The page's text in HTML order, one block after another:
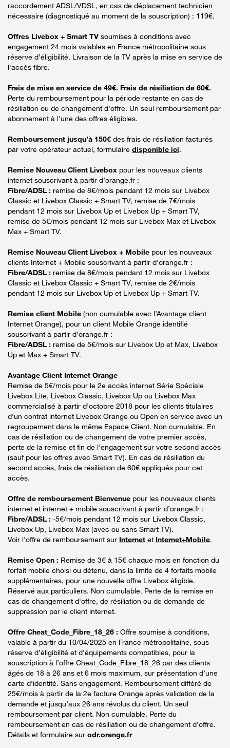
raccordement ADSL/VDSL, en cas de déplacement technicien
nécessaire (diagnostiqué au moment de la souscription) : 119€.
Offres Livebox + Smart TV soumises à conditions avec
engagement 24 mois valables en France métropolitaine sous
réserve d’éligibilité. Livraison de la TV après la mise en service de
l'accès fibre.
Frais de mise en service de 49€. Frais de résiliation de 60€.
Perte du remboursement pour la période restante en cas de
résiliation ou de changement d'offre. Un seul remboursement par
abonnement à l’une des offres éligibles.
Remboursement jusqu’à 150€ des frais de résiliation facturés
par votre opérateur actuel, formulaire disponible ici.
Remise Nouveau Client Livebox pour les nouveaux clients
internet souscrivant à partir d’orange.fr :
Fibre/ADSL : remise de 8€/mois pendant 12 mois sur Livebox
Classic et Livebox Classic + Smart TV, remise de 7€/mois
pendant 12 mois sur Livebox Up et Livebox Up + Smart TV,
remise de 5€/mois pendant 12 mois sur Livebox Max et Livebox
Max + Smart TV.
Remise Nouveau Client Livebox + Mobile pour les nouveaux
clients Internet + Mobile souscrivant à partir d’orange.fr :
Fibre/ADSL : remise de 8€/mois pendant 12 mois sur Livebox
Classic et Livebox Classic + Smart TV, remise de 2€/mois
pendant 12 mois sur Livebox Up et Livebox Up + Smart TV.
Remise client Mobile (non cumulable avec l’Avantage client
Internet Orange), pour un client Mobile Orange identifié
souscrivant à partir d’orange.fr :
Fibre/ADSL : remise de 5€/mois sur Livebox Up et Max, Livebox
Up et Max + Smart TV.
Avantage Client Internet Orange
Remise de 5€/mois pour le 2e accès internet Série Spéciale
Livebox Lite, Livebox Classic, Livebox Up ou Livebox Max
commercialisé à partir d’octobre 2018 pour les clients titulaires
d’un contrat internet Livebox Orange ou Open en service avec un
regroupement dans le même Espace Client. Non cumulable. En
cas de résiliation ou de changement de votre premier accès,
perte de la remise et fin de l’engagement sur votre second accès
(sauf pour les offres avec Smart TV). En cas de résiliation du
second accès, frais de résiliation de 60€ appliqués pour cet
accès.
Offre de remboursement Bienvenue pour les nouveaux clients
internet et internet + mobile souscrivant à partir d’orange.fr :
Fibre/ADSL : -5€/mois pendant 12 mois sur Livebox Classic,
Livebox Up, Livebox Max (avec ou sans Smart TV).
Voir l'offre de remboursement sur Internet et Internet+Mobile.
Remise Open : Remise de 3€ à 15€ chaque mois en fonction du
forfait mobile choisi ou détenu, dans la limite de 4 forfaits mobile
supplémentaires, pour une nouvelle offre Livebox éligible.
Réservé aux particuliers. Non cumulable. Perte de la remise en
cas de changement d'offre, de résiliation ou de demande de
suppression par le client internet.
Offre Cheat_Code_Fibre_18_26 : Offre soumise à conditions,
valable à partir du 10/04/2025 en France métropolitaine, sous
réserve d’éligibilité et d’équipements compatibles, pour la
souscription à l’offre Cheat_Code_Fibre_18_26 par des clients
âgés de 18 à 26 ans et 6 mois maximum, sur présentation d’une
carte d’identité. Sans engagement. Remboursement différé de
25€/mois à partir de la 2e facture Orange après validation de la
demande et jusqu’aux 26 ans révolus du client. Un seul
remboursement par client. Non cumulable. Perte du
remboursement en cas de résiliation ou de changement d’offre.
Détails et formulaire sur odr.orange.fr